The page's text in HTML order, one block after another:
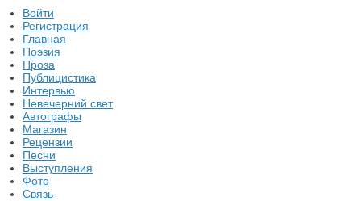
Войти
Регистрация
Главная
Поэзия
Проза
Публицистика
Интервью
Невечерний свет
Автографы
Магазин
Рецензии
Песни
Выступления
Фото
Связь